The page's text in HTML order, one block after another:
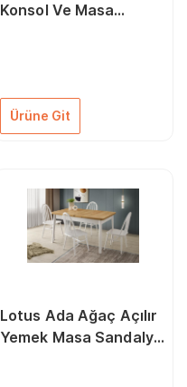
Konsol Ve Masa
Ürüne Git
Lotus Ada Ağaç Açılır
Yemek Masa Sandalye